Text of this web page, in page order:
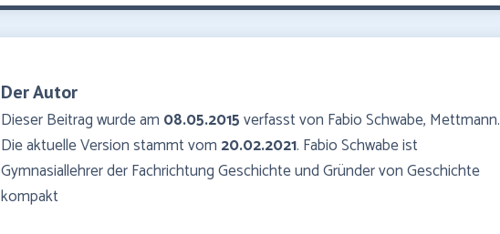
Der Autor
Dieser Beitrag wurde am 08.05.2015verfasst von Fabio Schwabe, Mettmann.
Die aktuelle Version stammt vom 20.02.2021. Fabio Schwabe ist
Gymnasiallehrer der Fachrichtung Geschichte und Gründer von Geschichte
kompakt